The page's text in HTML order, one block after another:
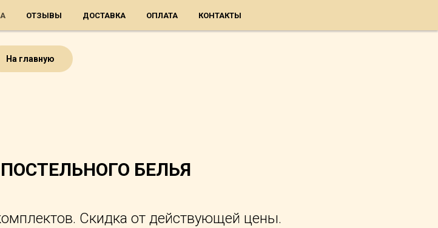
На главную
БЕЛЬЯ
Скидка от действующей цены.
ОТЗЫВЫ ДОСТАВКА ОПЛАТА КОНТАКТЫ